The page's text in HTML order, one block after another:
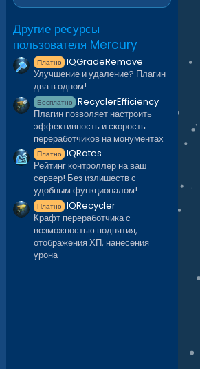
Другие ресурсы
пользователя Mercury
Платно IQGradeRemove
Улучшение и удаление? Плагин
два в одном!
Бесплатно RecyclerEfficiency
Плагин позволяет настроить
эффективность и скорость
переработчиков на монументах
Платно IQRates
Рейтинг контроллер на ваш
сервер! Без излишеств с
удобным функционалом!
Платно IQRecycler
Крафт переработчика с
возможностью поднятия,
отображения ХП, нанесения
урона